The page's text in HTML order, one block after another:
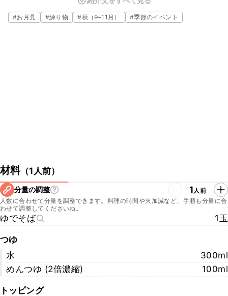
とができるので、ぜひお試しくださいね。
#お月見 #練り物 #秋（9–11月） #季節のイベント
材料（1人前）
分量の調整 1人前
人数に合わせて分量を調整できます。料理の時間や火加減など、手順も分量に合
わせて調整してくださいね。
ゆでそば 1玉
つゆ
水
300ml
めんつゆ (2倍濃縮)
100ml
トッピング